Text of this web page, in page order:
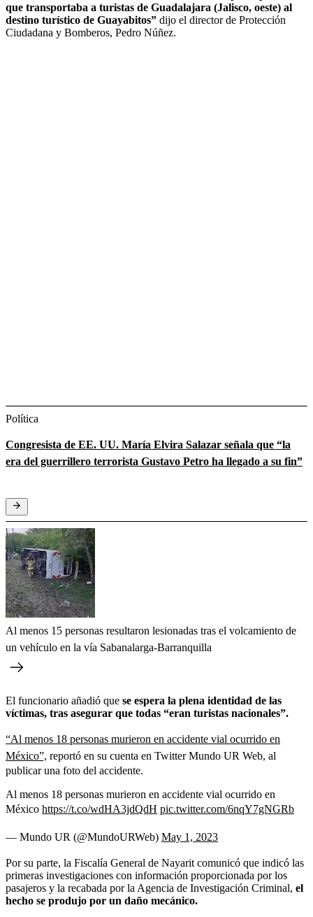
que transportaba a turistas de Guadalajara (Jalisco, oeste) al
destino turístico de Guayabitos” dijo el director de Protección
Ciudadana y Bomberos, Pedro Núñez.
Política
Congresista de EE. UU. María Elvira Salazar señala que “la
era del guerrillero terrorista Gustavo Petro ha llegado a su fin”
Al menos 15 personas resultaron lesionadas tras el volcamiento de
un vehículo en la vía Sabanalarga-Barranquilla
El funcionario añadió que se espera la plena identidad de las
víctimas, tras asegurar que todas “eran turistas nacionales”.
“Al menos 18 personas murieron en accidente vial ocurrido en
México”, reportó en su cuenta en Twitter Mundo UR Web, al
publicar una foto del accidente.
Al menos 18 personas murieron en accidente vial ocurrido en
México https://t.co/wdHA3jdQdH pic.twitter.com/6nqY7gNGRb
— Mundo UR (@MundoURWeb) May 1, 2023
Por su parte, la Fiscalía General de Nayarit comunicó que indicó las
primeras investigaciones con información proporcionada por los
pasajeros y la recabada por la Agencia de Investigación Criminal, el
hecho se produjo por un daño mecánico.